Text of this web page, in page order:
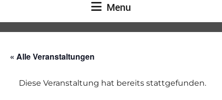
Menu
« Alle Veranstaltungen
Diese Veranstaltung hat bereits stattgefunden.